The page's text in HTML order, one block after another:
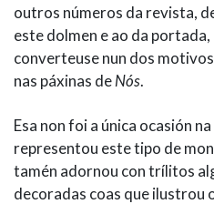
outros números da revista,
este dolmen e ao da
converteuse nun dos
nas páxinas deNós.
Esa non foi a única ocasión
representou este tipo de
tamén adornou con trílitos
decoradas coas que ilustrou